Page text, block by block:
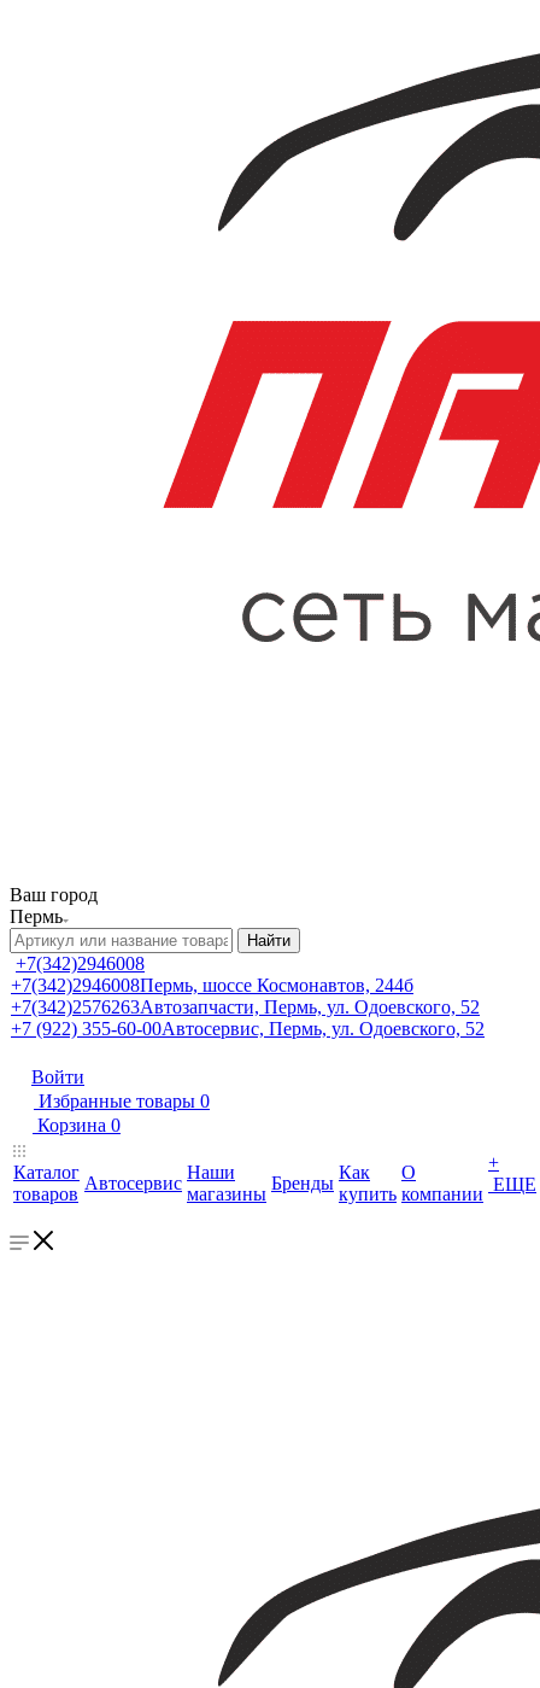
Ваш город
Пермь
Найти
+7(342)2946008
+7(342)2946008Пермь, шоссе Космонавтов, 244б
+7(342)2576263Автозапчасти, Пермь, ул. Одоевского, 52
+7 (922) 355-60-00Автосервис, Пермь, ул. Одоевского, 52
Войти
Избранные товары 0
Корзина 0
Каталог
товаров
Автосервис
Наши
магазины
Бренды
Как
купить
О
компании
+
ЕЩЕ